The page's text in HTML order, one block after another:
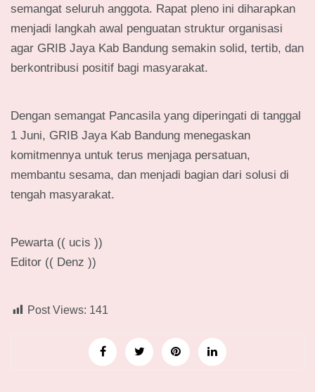
semangat seluruh anggota. Rapat pleno ini diharapkan
menjadi langkah awal penguatan struktur organisasi
agar GRIB Jaya Kab Bandung semakin solid, tertib, dan
berkontribusi positif bagi masyarakat.
Dengan semangat Pancasila yang diperingati di tanggal
1 Juni, GRIB Jaya Kab Bandung menegaskan
komitmennya untuk terus menjaga persatuan,
membantu sesama, dan menjadi bagian dari solusi di
tengah masyarakat.
Pewarta (( ucis ))
Editor (( Denz ))
Post Views: 141